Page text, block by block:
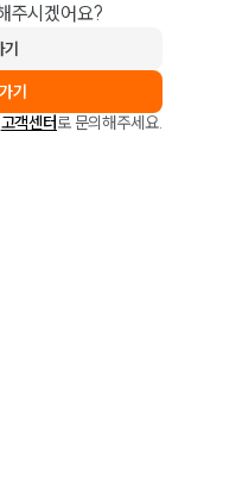
주시겠어요?
기
기
고객센터로 문의해주세요.